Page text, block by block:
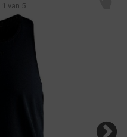
1 van 5